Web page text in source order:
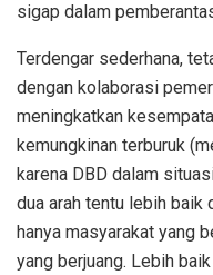
sigap dalam
Terdengar sederhana,
dengan kolaborasi
meningkatkan
kemungkinan terburuk
karena DBD dalam
dua arah tentu lebih baik
hanya masyarakat yang
yang berjuang. Lebih